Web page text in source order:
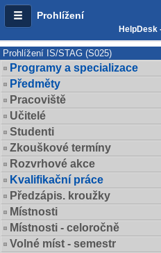
Prohlížení
HelpDesk
Prohlížení IS/STAG (S025)
Programy a specializace
Předměty
Pracoviště
Učitelé
Studenti
Zkouškové termíny
Rozvrhové akce
Kvalifikační práce
Předzápis. kroužky
Místnosti
Místnosti - celoročně
Volné míst - semestr